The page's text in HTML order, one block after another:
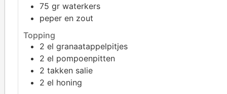
75 gr waterkers
peper en zout
Topping
2 el granaatappelpitjes
2 el pompoenpitten
2 takken salie
2 el honing